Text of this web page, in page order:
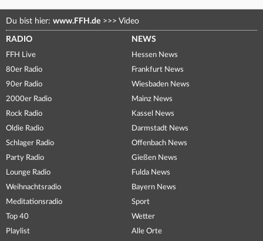
Du bist hier: www.FFH.de >>> Video
RADIO
FFH Live
80er Radio
90er Radio
2000er Radio
Rock Radio
Oldie Radio
Schlager Radio
Party Radio
Lounge Radio
Weihnachtsradio
Meditationsradio
Top 40
Playlist
NEWS
Hessen News
Frankfurt News
Wiesbaden News
Mainz News
Kassel News
Darmstadt News
Offenbach News
Gießen News
Fulda News
Bayern News
Sport
Wetter
Alle Orte